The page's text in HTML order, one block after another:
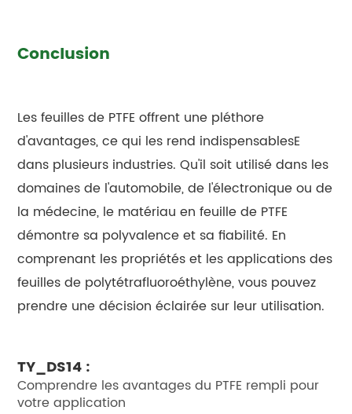
Conclusion
Les feuilles de PTFE offrent une pléthore
d'avantages, ce qui les rend indispensablesE
dans plusieurs industries. Qu'il soit utilisé dans les
domaines de l'automobile, de l'électronique ou de
la médecine, le matériau en feuille de PTFE
démontre sa polyvalence et sa fiabilité. En
comprenant les propriétés et les applications des
feuilles de polytétrafluoroéthylène, vous pouvez
prendre une décision éclairée sur leur utilisation.
TY_DS14 :
Comprendre les avantages du PTFE rempli pour
votre application